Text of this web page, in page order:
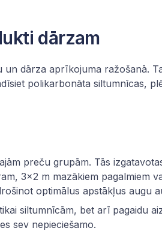
dārzam
dārza aprīkojuma ražošanā.
polikarbonāta siltumnīcas,
preču grupām. Tās
3×2 m mazākiem pagalmiem
optimālus apstākļus augu
siltumnīcām, bet arī pagaidu
sev nepieciešamo.